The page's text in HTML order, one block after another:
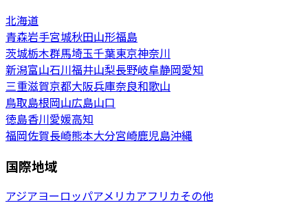
北海道
青森岩手宮城秋田山形福島
茨城栃木群馬埼玉千葉東京神奈川
新潟富山石川福井山梨長野岐阜静岡愛知
三重滋賀京都大阪兵庫奈良和歌山
鳥取島根岡山広島山口
徳島香川愛媛高知
福岡佐賀長崎熊本大分宮崎鹿児島沖縄
国際地域
アジアヨーロッパアメリカアフリカその他